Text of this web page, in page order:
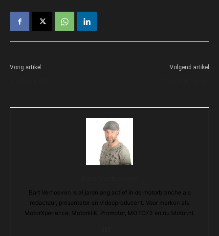
Vorig artikel Volgend artikel
Bart Verhoeven is al jarenlang actief in de motorbranche als
redacteur, presentator en videoproducent. Voor merken als
MotorXperience, Motorklik, Promotor, MOTO73 en nu Motor.nl.